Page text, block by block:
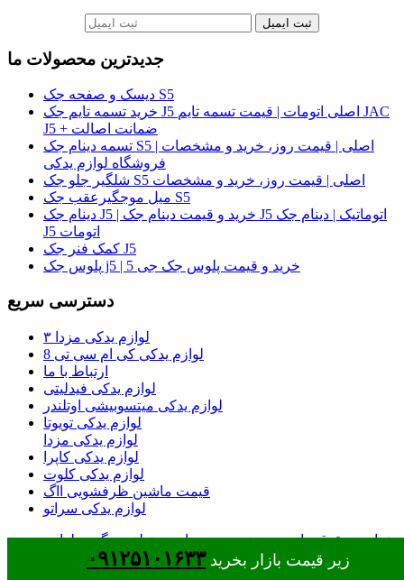
ثبت ایمیل
جدیدترین محصولات ما
دیسک و صفحه جک S5
خرید تسمه تایم جک J5 اصلی اتومات | قیمت تسمه تایم JAC
J5 + ضمانت اصالت
تسمه دینام جک S5 اصلی | قیمت روز، خرید و مشخصات |
فروشگاه لوازم یدکی
شلگیر جلو جک S5 اصلی | قیمت روز، خرید و مشخصات
میل موجگیرعقب جک S5
دینام جک J5 | خرید و قیمت دینام جک J5 اتوماتیک | دینام جک
J5 اتومات
کمک فنر جک J5
پلوس جک j5 | خرید و قیمت پلوس جک جی 5
دسترسی سریع
لوازم یدکی مزدا ۳
لوازم یدکی کی ام سی تی 8
ارتباط با ما
لوازم یدکی فیدلیتی
لوازم یدکی میتسوبیشی اوتلندر
لوازم یدکی تویوتا
لوازم یدکی مزدا
لوازم یدکی کاپرا
لوازم یدکی کلوت
قیمت ماشین ظرفشویی ااگ
لوازم یدکی سراتو
تمامی حقوق مادی و معنوی وب سایت متعلق به گروه لوازم
یدکی جک شاپ قهاری می باشد
۰۹۱۲۵۱۰۱۶۳۳ زیر قیمت بازار بخرید